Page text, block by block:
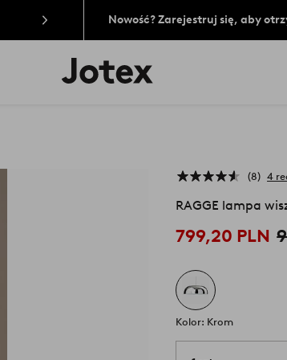
Nowość? Zarejestruj się, aby
Logo
Jotex
8 4
RAGGE lampa
799,20 PLN
Kolor: Krom